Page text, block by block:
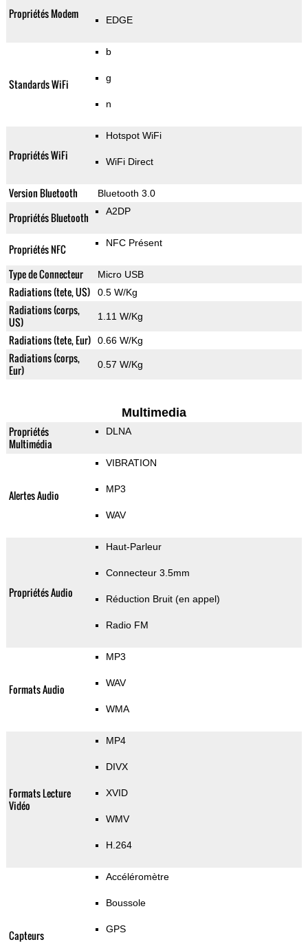
Propriétés Modem EDGE
Standards WiFi
b
g
n
Propriétés WiFi
Hotspot WiFi
WiFi Direct
Version Bluetooth Bluetooth 3.0
Propriétés Bluetooth A2DP
Propriétés NFC NFC Présent
Type de Connecteur Micro USB
Radiations (tete, US) 0.5 W/Kg
Radiations (corps,
US)
1.11 W/Kg
Radiations (tete, Eur) 0.66 W/Kg
Radiations (corps,
Eur)
0.57 W/Kg
Multimedia
Propriétés
Multimédia
DLNA
Alertes Audio
VIBRATION
MP3
WAV
Propriétés Audio
Haut-Parleur
Connecteur 3.5mm
Réduction Bruit (en appel)
Radio FM
Formats Audio
MP3
WAV
WMA
Formats Lecture
Vidéo
MP4
DIVX
XVID
WMV
H.264
Capteurs
Accéléromètre
Boussole
GPS